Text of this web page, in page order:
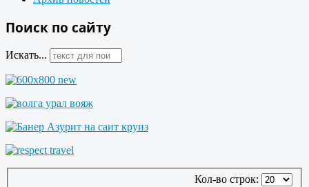
Поиск по сайту
Искать...
Кол-во строк: